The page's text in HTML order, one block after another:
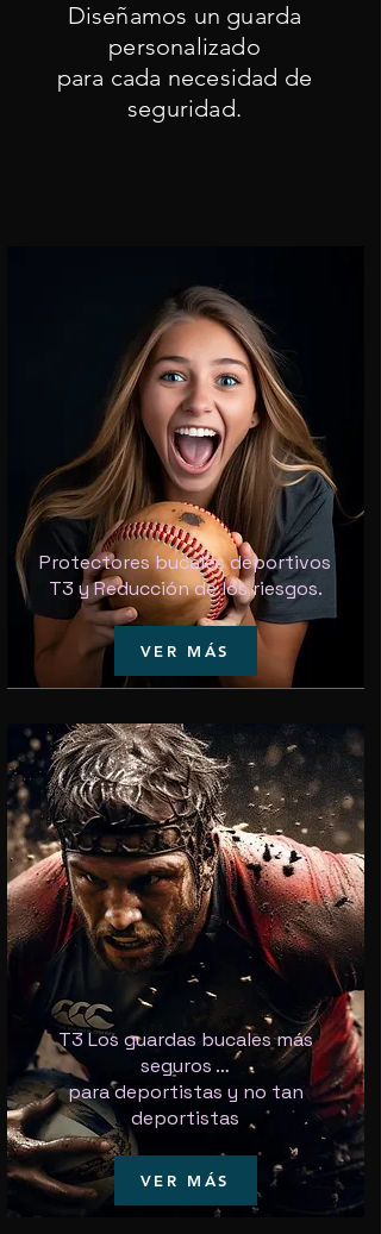
Diseñamos un guarda
personalizado
para cada necesidad de
seguridad.
Protectores bucales deportivos
T3 y Reducción de los riesgos.
VER MÁS
T3 Los guardas bucales más
seguros …
para deportistas y no tan
deportistas
VER MÁS